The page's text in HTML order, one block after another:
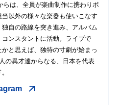
らは、全員が楽曲制作に携わりボ
以外の様々な楽器も使いこなす
自の路線を突き進み、アルバム
ンスタントに活動。ライブで
と思えば、独特の寸劇が始まっ
の異才達からなる、日本を代表